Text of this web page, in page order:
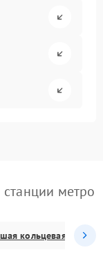
метро
кольцевая